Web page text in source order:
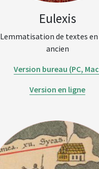
Eulexis
Lemmatisation de textes
ancien
Version bureau (PC,
Version en ligne